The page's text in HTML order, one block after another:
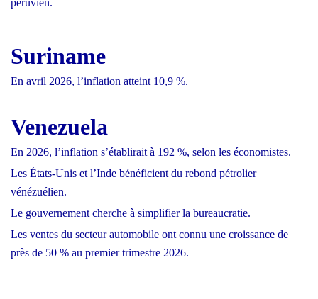
péruvien.
Suriname
En avril 2026, l’inflation atteint 10,9 %.
Venezuela
En 2026, l’inflation s’établirait à 192 %, selon les économistes.
Les États-Unis et l’Inde bénéficient du rebond pétrolier
vénézuélien.
Le gouvernement cherche à simplifier la bureaucratie.
Les ventes du secteur automobile ont connu une croissance de
près de 50 % au premier trimestre 2026.